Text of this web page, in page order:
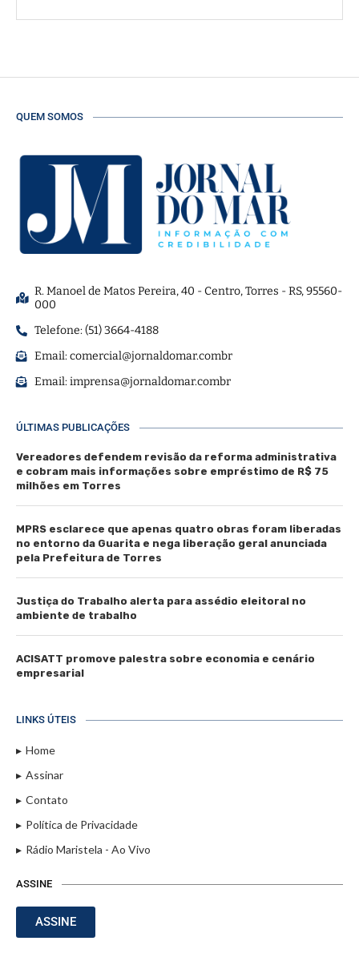
QUEM SOMOS
R. Manoel de Matos Pereira, 40 - Centro, Torres - RS, 95560-
000
Telefone: (51) 3664-4188
Email:comercial@jornaldomar.combr
Email:imprensa@jornaldomar.combr
ÚLTIMAS PUBLICAÇÕES
Vereadores defendem revisão da reforma administrativa
e cobram mais informações sobre empréstimo de R$ 75
milhões em Torres
MPRS esclarece que apenas quatro obras foram liberadas
no entorno da Guarita e nega liberação geral anunciada
pela Prefeitura de Torres
Justiça do Trabalho alerta para assédio eleitoral no
ambiente de trabalho
ACISATT promove palestra sobre economia e cenário
empresarial
LINKS ÚTEIS
Home
Assinar
Contato
Política de Privacidade
Rádio Maristela - Ao Vivo
ASSINE
ASSINE